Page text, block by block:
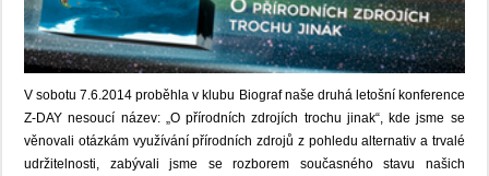
V sobotu 7.6.2014 proběhla v klubu Biograf naše druhá letošní konference
Z-DAY nesoucí název: „O přírodních zdrojích trochu jinak“, kde jsme se
věnovali otázkám využívání přírodních zdrojů z pohledu alternativ a trvalé
udržitelnosti, zabývali jsme se rozborem současného stavu našich